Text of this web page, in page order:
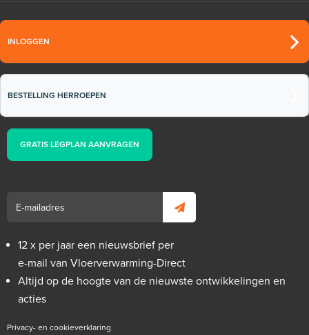
INLOGGEN
BESTELLING HERROEPEN
GRATIS LEGPLAN AANVRAGEN
12 x per jaar een nieuwsbrief per
e-mail van Vloerverwarming-Direct
Altijd op de hoogte van de nieuwste ontwikkelingen en
acties
Privacy- en cookieverklaring